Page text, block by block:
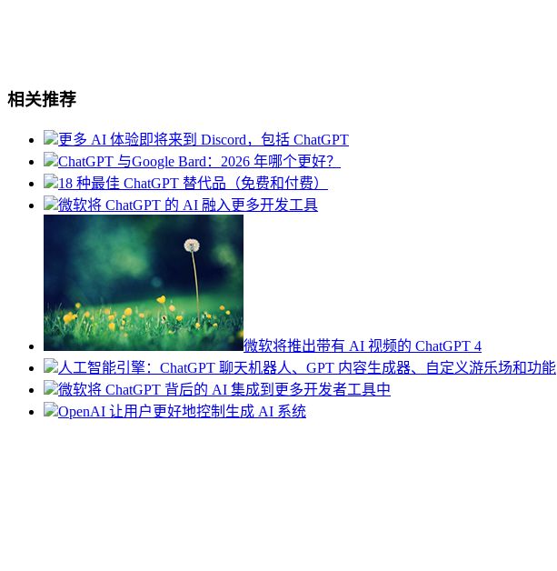
相关推荐
更多 AI 体验即将来到 Discord，包括 ChatGPT
ChatGPT 与Google Bard：2026 年哪个更好？
18 种最佳 ChatGPT 替代品（免费和付费）
微软将 ChatGPT 的 AI 融入更多开发工具
微软将推出带有 AI 视频的 ChatGPT 4
人工智能引擎：ChatGPT 聊天机器人、GPT 内容生成器、自定义游乐场和功能
微软将 ChatGPT 背后的 AI 集成到更多开发者工具中
OpenAI 让用户更好地控制生成 AI 系统